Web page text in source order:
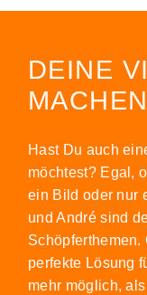
DEINE
Hast Du auch
möchtest? Egal,
ein Bild oder nur
und André sind
perfekte Lösung
mehr möglich,